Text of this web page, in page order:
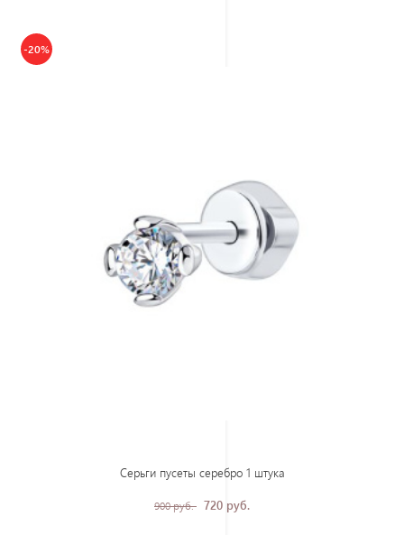
-20%
Серьги пусеты серебро 1 штука
900 руб. 720 руб.